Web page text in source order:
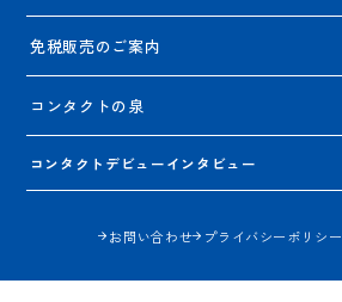
免税販売のご案内
コンタクトの泉
コンタクトデビューインタビュー
お問い合わせ プライバシーポリシー